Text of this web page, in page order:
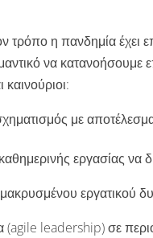
τρόπο η πανδημία έχει
να
καινούριοι:
με
εργασίας να
εργατικού
(agile leadership) σε